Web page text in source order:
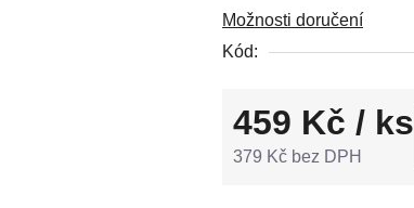
Možnosti doručení
Kód:
459 Kč / ks
379 Kč bez DPH